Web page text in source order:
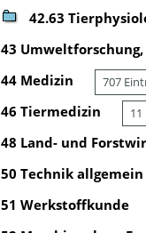
42.63
43
44 Medizin 707
46 Tiermedizin
48 Land- und
50 Technik allgemein
51 Werkstoffkunde